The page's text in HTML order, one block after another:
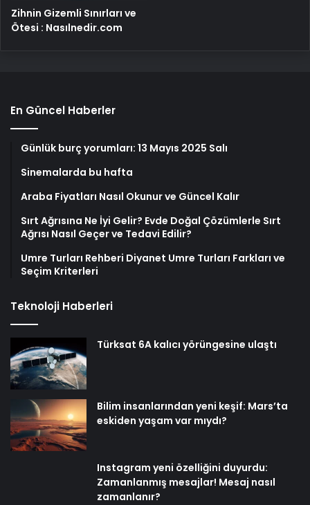
Zihnin Gizemli Sınırları ve
Ötesi : Nasılnedir.com
En Güncel Haberler
Günlük burç yorumları: 13 Mayıs 2025 Salı
Sinemalarda bu hafta
Araba Fiyatları Nasıl Okunur ve Güncel Kalır
Sırt Ağrısına Ne İyi Gelir? Evde Doğal Çözümlerle Sırt
Ağrısı Nasıl Geçer ve Tedavi Edilir?
Umre Turları Rehberi Diyanet Umre Turları Farkları ve
Seçim Kriterleri
Teknoloji Haberleri
Türksat 6A kalıcı yörüngesine ulaştı
Bilim insanlarından yeni keşif: Mars’ta
eskiden yaşam var mıydı?
Instagram yeni özelliğini duyurdu:
Zamanlanmış mesajlar! Mesaj nasıl
zamanlanır?